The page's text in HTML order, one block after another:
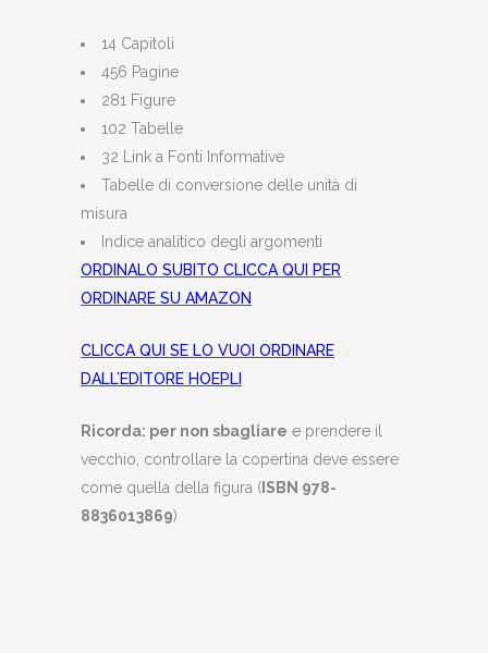
14 Capitoli
456 Pagine
281 Figure
102 Tabelle
32 Link a Fonti Informative
Tabelle di conversione delle unità di
misura
Indice analitico degli argomenti
ORDINALO SUBITO CLICCA QUI PER
ORDINARE SU AMAZON
CLICCA QUI SE LO VUOI ORDINARE
DALL’EDITORE HOEPLI
Ricorda: per non sbagliare e prendere il
vecchio, controllare la copertina deve essere
come quella della figura ( ISBN 978-
8836013869)